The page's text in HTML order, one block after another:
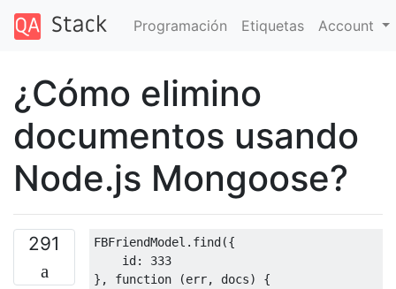
Programación Etiquetas Account
¿Cómo elimino
documentos usando
Node.js Mongoose?
291 FBFriendModel . find({
    id
:
333
},
function (err, docs)
{